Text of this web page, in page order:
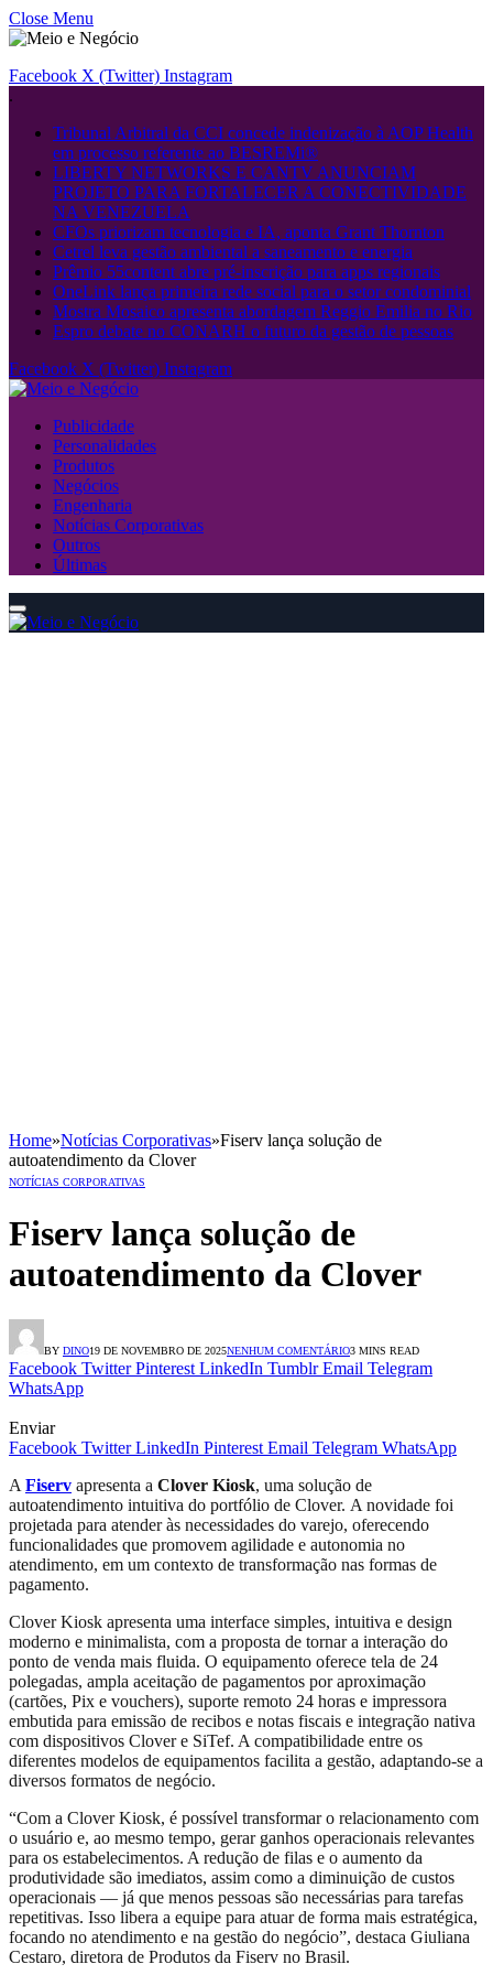
Close Menu
Facebook X (Twitter) Instagram
.
Tribunal Arbitral da CCI concede indenização à AOP Health
em processo referente ao BESREMi®
LIBERTY NETWORKS E CANTV ANUNCIAM
PROJETO PARA FORTALECER A CONECTIVIDADE
NA VENEZUELA
CFOs priorizam tecnologia e IA, aponta Grant Thornton
Cetrel leva gestão ambiental a saneamento e energia
Prêmio 55content abre pré-inscrição para apps regionais
OneLink lança primeira rede social para o setor condominial
Mostra Mosaico apresenta abordagem Reggio Emilia no Rio
Espro debate no CONARH o futuro da gestão de pessoas
Facebook X (Twitter) Instagram
Publicidade
Personalidades
Produtos
Negócios
Engenharia
Notícias Corporativas
Outros
Últimas
Home»Notícias Corporativas»Fiserv lança solução de
autoatendimento da Clover
NOTÍCIAS CORPORATIVAS
Fiserv lança solução de
autoatendimento da Clover
BY DINO19 DE NOVEMBRO DE 2025NENHUM COMENTÁRIO3 MINS READ
Facebook Twitter Pinterest LinkedIn Tumblr Email Telegram
WhatsApp
Enviar
Facebook Twitter LinkedIn Pinterest Email Telegram WhatsApp
A Fiserv apresenta a Clover Kiosk, uma solução de
autoatendimento intuitiva do portfólio de Clover. A novidade foi
projetada para atender às necessidades do varejo, oferecendo
funcionalidades que promovem agilidade e autonomia no
atendimento, em um contexto de transformação nas formas de
pagamento.
Clover Kiosk apresenta uma interface simples, intuitiva e design
moderno e minimalista, com a proposta de tornar a interação do
ponto de venda mais fluida. O equipamento oferece tela de 24
polegadas, ampla aceitação de pagamentos por aproximação
(cartões, Pix e vouchers), suporte remoto 24 horas e impressora
embutida para emissão de recibos e notas fiscais e integração nativa
com dispositivos Clover e SiTef. A compatibilidade entre os
diferentes modelos de equipamentos facilita a gestão, adaptando-se a
diversos formatos de negócio.
“Com a Clover Kiosk, é possível transformar o relacionamento com
o usuário e, ao mesmo tempo, gerar ganhos operacionais relevantes
para os estabelecimentos. A redução de filas e o aumento da
produtividade são imediatos, assim como a diminuição de custos
operacionais — já que menos pessoas são necessárias para tarefas
repetitivas. Isso libera a equipe para atuar de forma mais estratégica,
focando no atendimento e na gestão do negócio”, destaca Giuliana
Cestaro, diretora de Produtos da Fiserv no Brasil.